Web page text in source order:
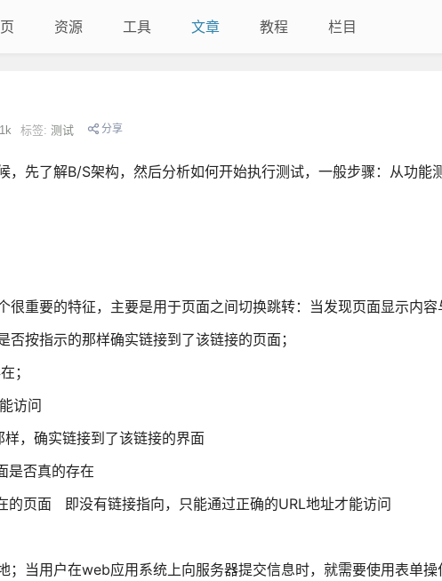
资源 工具 文章 教程 栏目
标签: 测试 分享
，先了解B/S架构，然后分析如何开始执行测试，一般步骤：从功能
很重要的特征，主要是用于页面之间切换跳转：当发现页面显示内容
否按指示的那样确实链接到了该链接的页面；
；
访问
样，确实链接到了该链接的界面
是否真的存在
的页面 即没有链接指向，只能通过正确的URL地址才能访问
；当用户在web应用系统上向服务器提交信息时，就需要使用表单